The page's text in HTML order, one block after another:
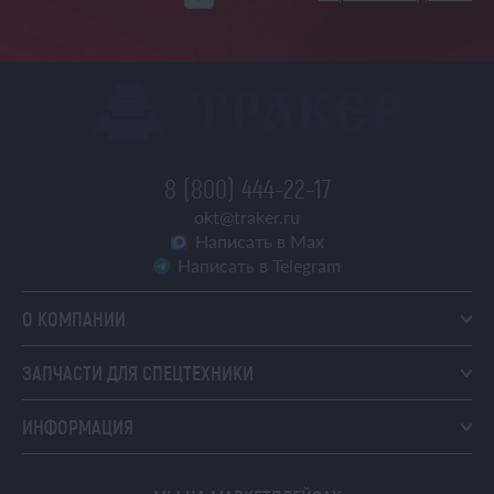
8 (800) 444-22-17
okt@traker.ru
Написать в Max
Написать в Telegram
О КОМПАНИИ
ЗАПЧАСТИ ДЛЯ СПЕЦТЕХНИКИ
ИНФОРМАЦИЯ